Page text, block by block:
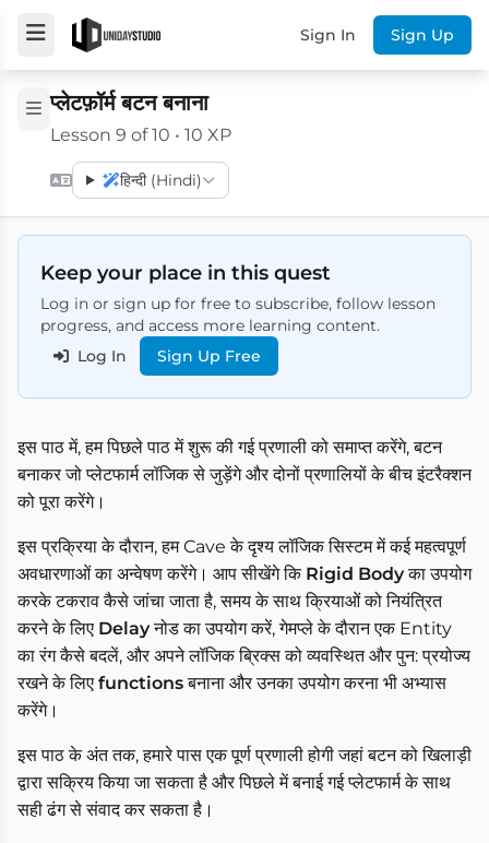
Sign In Sign Up
प्लेटफ़ॉर्म बटन बनाना
Lesson 9 of 10 • 10 XP
हिन्दी (Hindi)
Keep your place in this quest
Log in or sign up for free to subscribe, follow lesson
progress, and access more learning content.
Log In
Sign Up Free
इस पाठ में, हम पिछले पाठ में शुरू की गई प्रणाली को समाप्त करेंगे, बटन
बनाकर जो प्लेटफार्म लॉजिक से जुड़ेंगे और दोनों प्रणालियों के बीच इंटरैक्शन
को पूरा करेंगे।
इस प्रक्रिया के दौरान, हम Cave के दृश्य लॉजिक सिस्टम में कई महत्वपूर्ण
अवधारणाओं का अन्वेषण करेंगे। आप सीखेंगे कि Rigid Bodyका उपयोग
करके टकराव कैसे जांचा जाता है, समय के साथ क्रियाओं को नियंत्रित
करने के लिए Delayनोड का उपयोग करें, गेमप्ले के दौरान एक Entity
का रंग कैसे बदलें, और अपने लॉजिक ब्रिक्स को व्यवस्थित और पुन: प्रयोज्य
रखने के लिए functionsबनाना और उनका उपयोग करना भी अभ्यास
करेंगे।
इस पाठ के अंत तक, हमारे पास एक पूर्ण प्रणाली होगी जहां बटन को खिलाड़ी
द्वारा सक्रिय किया जा सकता है और पिछले में बनाई गई प्लेटफार्म के साथ
सही ढंग से संवाद कर सकता है।